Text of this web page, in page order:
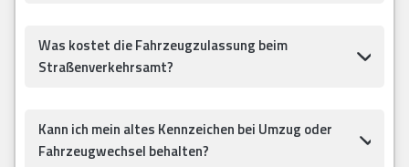
Was kostet die Fahrzeugzulassung beim
Straßenverkehrsamt?
Kann ich mein altes Kennzeichen bei Umzug oder
Fahrzeugwechsel behalten?